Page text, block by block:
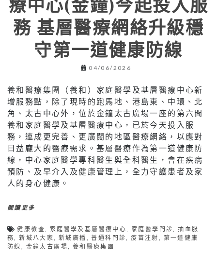
務 基層醫療網絡升級穩
守第一道健康防線
04/06/2026
養和醫療集團（養和）家庭醫學及基層醫療中心新
增服務點，除了現時的跑馬地、港島東、中環、北
角、太古中心外，位於金鐘太古廣場一座的第六間
養和家庭醫學及基層醫療中心，已於今天投入服
務，連成更完善、更廣闊的地區醫療網絡，以應對
日益龐大的醫療需求。基層醫療作為第一道健康防
線，中心家庭醫學專科醫生與全科醫生，會在疾病
預防、及早介入及健康管理上，全力守護患者及家
人的身心健康。
閱讀更多
健康檢查, 家庭醫學及基層醫療中心, 家庭醫學門診,抽血服
務,新城八大家,新城廣播 ,普通科門診,疫苗注射 , 第一道健康
防線 , 金鐘太古廣場, 養和醫療集團